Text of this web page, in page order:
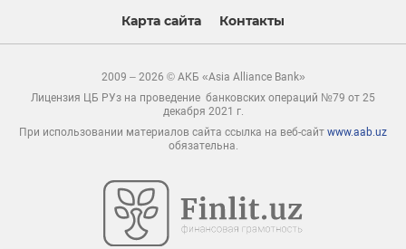
Карта сайта
Контакты
2009 – 2026 © АКБ «Asia Alliance Bank»
Лицензия ЦБ РУз на проведение банковских операций №79 от 25
декабря 2021 г.
При использовании материалов сайта ссылка на веб-сайт www.aab.uz
обязательна.